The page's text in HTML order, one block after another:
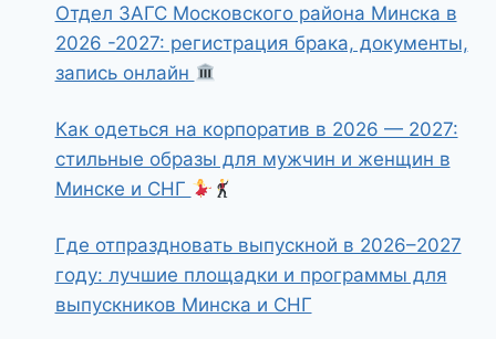
Отдел ЗАГС Московского района Минска в
2026 -2027: регистрация брака, документы,
запись онлайн
Как одеться на корпоратив в 2026 — 2027:
стильные образы для мужчин и женщин в
Минске и СНГ
Где отпраздновать выпускной в 2026–2027
году: лучшие площадки и программы для
выпускников Минска и СНГ